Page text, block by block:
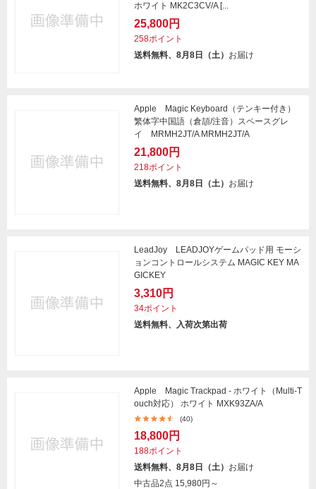
ホワイト MK2C3CV/A [...
25,800円
258ポイント
送料無料、8月8日（土） お届け
Apple Magic Keyboard（テンキー付き）
繁体字中国語（倉頡/注音）スペースグレ
イ MRMH2JT/A MRMH2JT/A
21,800円
218ポイント
送料無料、8月8日（土） お届け
LeadJoy LEADJOYゲームパッド用 モーシ
ョンコントロールシステム MAGIC KEY MA
GICKEY
3,310円
34ポイント
送料無料、入荷次第出荷
Apple Magic Trackpad - ホワイト（Multi-T
ouch対応） ホワイト MXK93ZA/A
(40)
18,800円
188ポイント
送料無料、8月8日（土） お届け
中古品2点 15,980円～